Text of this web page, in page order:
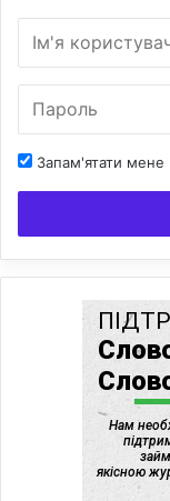
Запам'ятати мене